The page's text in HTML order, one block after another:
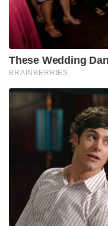
These Wedding
BRAINBERRIES